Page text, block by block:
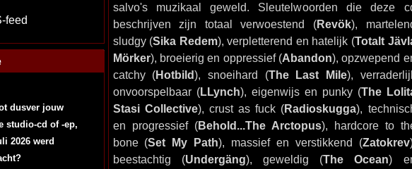
feed
dusver jouw
studio-cd of -ep,
2026 werd
salvo's muzikaal geweld. Sleutelwoorden die deze
beschrijven zijn totaal verwoestend (Revök),
sludgy (Sika Redem), verpletterend en hatelijk (Totalt
Mörker), broeierig en oppressief (Abandon), opzwepend
catchy (Hotbild), snoeihard (The Last Mile),
onvoorspelbaar (LLynch), eigenwijs en punky (The
Stasi Collective), crust as fuck (Radioskugga),
en progressief (Behold...The Arctopus), hardcore to
bone (Set My Path), massief en verstikkend (Zatokrev
beestachtig (Undergäng), geweldig (The Ocean)